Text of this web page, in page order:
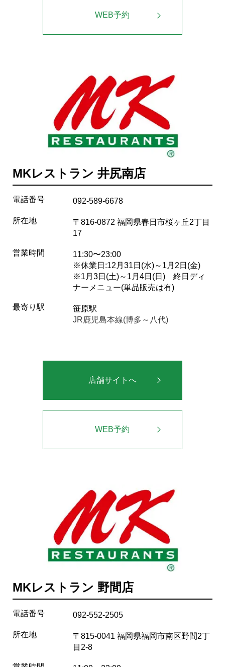
WEB予約
MKレストラン 井尻南店
電話番号 092-589-6678
所在地
〒816-0872 福岡県春日市桜ヶ丘2丁目
17
営業時間
11:30〜23:00
※休業日:12月31日(水)～1月2日(金)
※1月3日(土)～1月4日(日) 終日ディ
ナーメニュー(単品販売は有)
最寄り駅
笹原駅
JR鹿児島本線(博多～八代)
店舗サイトへ
WEB予約
MKレストラン 野間店
電話番号 092-552-2505
所在地
〒815-0041 福岡県福岡市南区野間2丁
目2-8